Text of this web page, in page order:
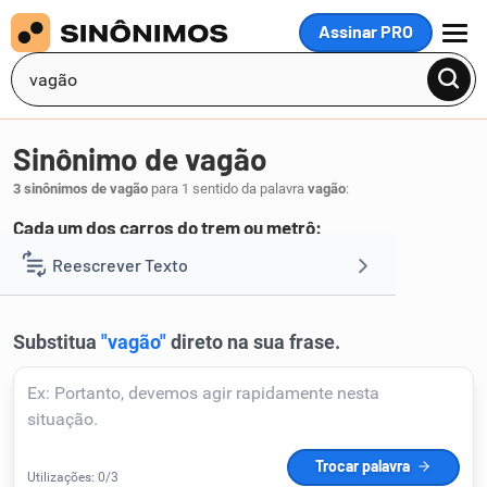
Assinar PRO
MENU
Reescrever Texto
Corrigir Texto
Sinônimo de vagão
3 sinônimos de vagão para 1 sentido da palavra vagão:
Cada um dos carros do trem ou metrô:
1 vagoneta,carruagem